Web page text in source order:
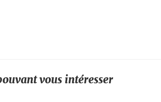
vous intéresser